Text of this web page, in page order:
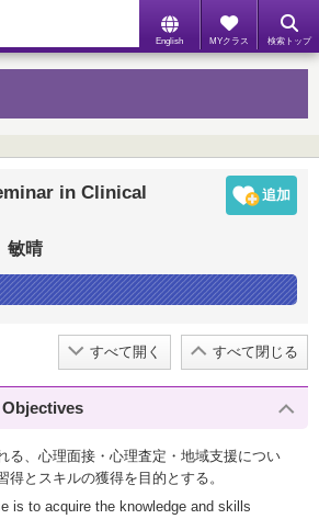
English MYクラス 検索トップ
in Clinical
晴
すべて開く すべて閉じる
る、心理面接・心理査定・地域支援につい
とスキルの獲得を目的とする。
is to acquire the knowledge and skills